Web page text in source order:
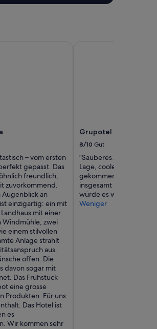
– vom ersten
gepasst. Das
freundlich,
zuvorkommend.
Augenblick an
einzigartig: ein mit
mit einer
Windmühle, zwei
einem stilvollen
Anlage strahlt
aus.
offen. Die
davon sogar mit
Das Frühstück
eine grosse
Produkten. Für uns
Das Hotel ist
es
Wir kommen sehr
Grupotel Taurus Park
8/10 Gut
"Sauberes Zimmer,
Lage, cooler DJ am
gekommen und die
insgesamt aber für
würde es wieder
Weniger